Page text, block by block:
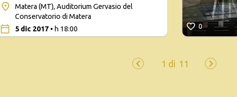
Matera (MT), Auditorium Gervasio del
Conservatorio di Matera
5 dic 2017• h 18:00 0